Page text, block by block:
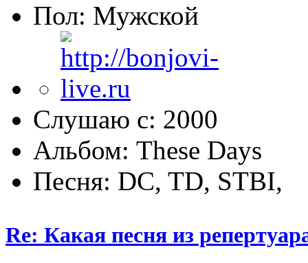
Пол:
Слушаю с: 2000
Альбом: These Days
Песня: DC, TD, STBI,
Re: Какая песня из